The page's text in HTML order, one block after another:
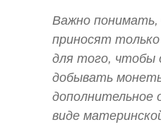
Важно понимать,
приносят
для того, чтобы
добывать
дополнительное
виде